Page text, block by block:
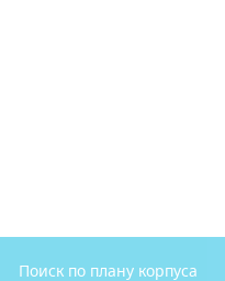
Поиск по плану корпуса